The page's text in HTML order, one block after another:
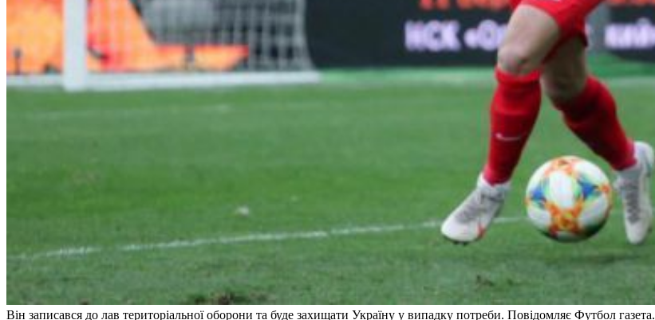
Він записався до лав територіальної оборони та буде захищати Україну у випадку потреби. Повідомляє Футбол газета.